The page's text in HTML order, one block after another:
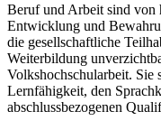
Beruf und Arbeit sind von
Entwicklung und
die gesellschaftliche
Weiterbildung
Volkshochschularbeit. Sie
Lernfähigkeit, den
abschlussbezogenen